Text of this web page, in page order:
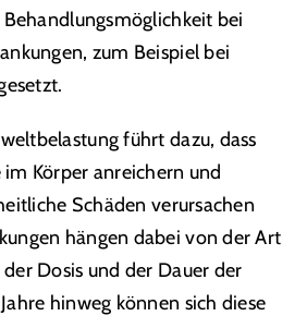
bei
zum Beispiel bei
führt dazu, dass
Körper anreichern und
Schäden verursachen
hängen dabei von der Art
Dosis und der Dauer der
hinweg können sich diese